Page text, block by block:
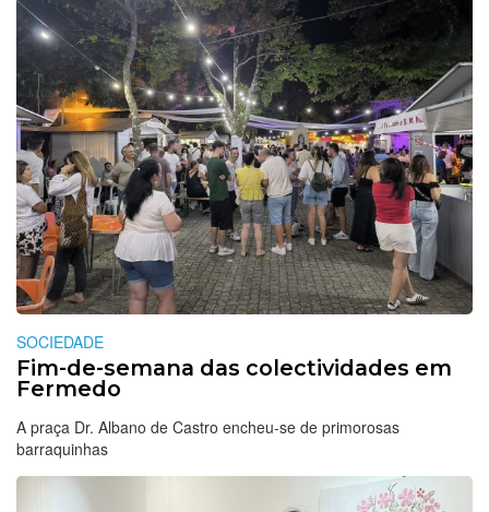
SOCIEDADE
Fim-de-semana das colectividades em
Fermedo
A praça Dr. Albano de Castro encheu-se de primorosas
barraquinhas